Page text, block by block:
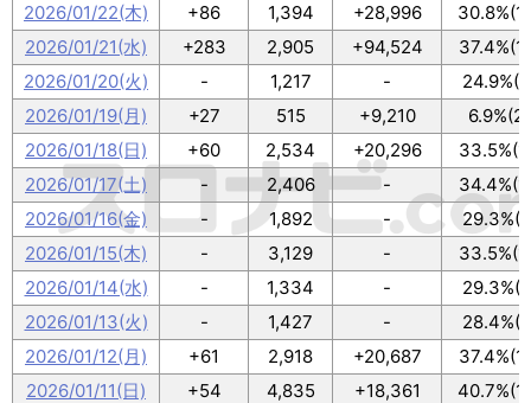
2026/01/22(木)
+86 1,394 +28,996
2026/01/21(水)
+283 2,905 +94,524
2026/01/20(火)
- 1,217 -
2026/01/19(月)
+27 515 +9,210
2026/01/18(日)
+60 2,534 +20,296
2026/01/17(土)
- 2,406 -
2026/01/16(金)
- 1,892 -
2026/01/15(木)
- 3,129 -
2026/01/14(水)
- 1,334 -
2026/01/13(火)
- 1,427 -
2026/01/12(月)
+61 2,918 +20,687
2026/01/11(日)
+54 4,835 +18,361